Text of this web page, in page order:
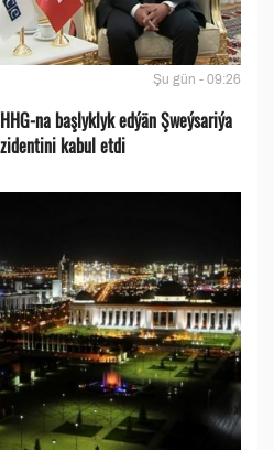
Şu gün - 09:26
na başlyklyk edýän Şweýsariýa
kabul etdi